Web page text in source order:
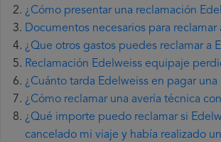
¿Cómo presentar una reclamación
Documentos necesarios para reclamar
¿Que otros gastos puedes reclamar a
Reclamación Edelweiss equipaje
¿Cuánto tarda Edelweiss en pagar
¿Cómo reclamar una avería técnica
¿Qué importe puedo reclamar si
cancelado mi viaje y había realizado